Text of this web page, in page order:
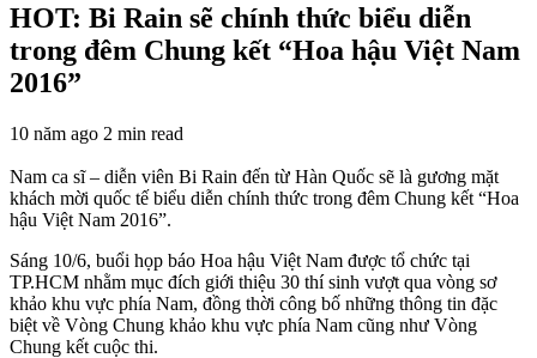
HOT: Bi Rain sẽ chính thức biểu diễn
trong đêm Chung kết “Hoa hậu Việt Nam
2016”
10 năm ago 2 min read
Nam ca sĩ – diễn viên Bi Rain đến từ Hàn Quốc sẽ là gương mặt
khách mời quốc tế biểu diễn chính thức trong đêm Chung kết “Hoa
hậu Việt Nam 2016”.
Sáng 10/6, buổi họp báo Hoa hậu Việt Nam được tổ chức tại
TP.HCM nhằm mục đích giới thiệu 30 thí sinh vượt qua vòng sơ
khảo khu vực phía Nam, đồng thời công bố những thông tin đặc
biệt về Vòng Chung khảo khu vực phía Nam cũng như Vòng
Chung kết cuộc thi.